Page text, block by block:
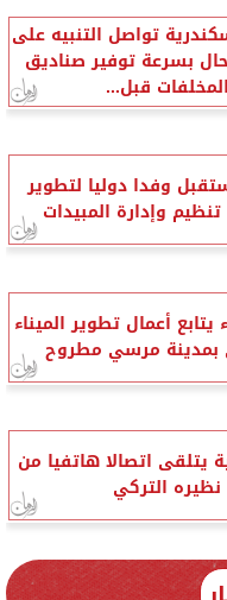
تواصل التنبيه على
بسرعة توفير صناديق
المخلفات قبل...
وفدا دوليا لتطوير
وإدارة المبيدات
يتابع أعمال تطوير الميناء
بمدينة مرسي مطروح
يتلقى اتصالا هاتفيا من
نظيره التركي